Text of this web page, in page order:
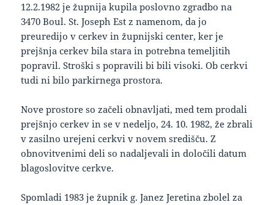
12.2.1982 je župnija kupila poslovno zgradbo na
3470 Boul. St. Joseph Est z namenom, da jo
preuredijo v cerkev in župnijski center, ker je
prejšnja cerkev bila stara in potrebna temeljitih
popravil. Stroški s popravili bi bili visoki. Ob cerkvi
tudi ni bilo parkirnega prostora.
Nove prostore so začeli obnavljati, med tem prodali
prejšnjo cerkev in se v nedeljo, 24. 10. 1982, že zbrali
v zasilno urejeni cerkvi v novem središču. Z
obnovitvenimi deli so nadaljevali in določili datum
blagoslovitve cerkve.
Spomladi 1983 je župnik g. Janez Jeretina zbolel za